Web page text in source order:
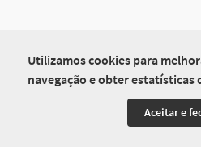
Utilizamos cookies para
navegação e obter estatísticas
Aceitar e